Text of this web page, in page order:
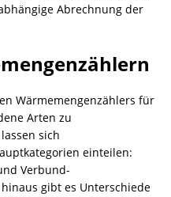
Abrechnung der
Wärmemengenzählers für
Arten zu
sich
einteilen:
Verbund-
gibt es Unterschiede